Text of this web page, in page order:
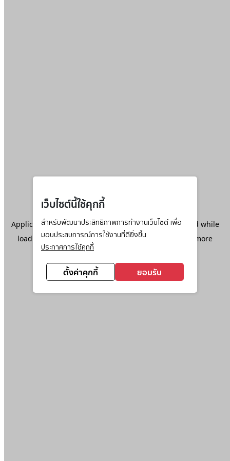
เว็บไซต์นี้ใช้คุกกี้
สำหรับพัฒนาประสิทธิภาพการทำงานเว็บไซต์ เพื่อ
มอบประสบการณ์การใช้งานที่ดียิ่งขึ้น
ประกาศการใช้คุกกี้
ตั้งค่าคุกกี้ ยอมรับ
Application error: aclient-side exception has occurred while
loadingwww.ktc.co.th(see the browser console
for more
information).